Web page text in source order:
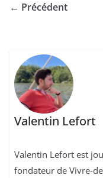
← Précédent
Valentin Lefort
Valentin Lefort est
fondateur de Vivre-